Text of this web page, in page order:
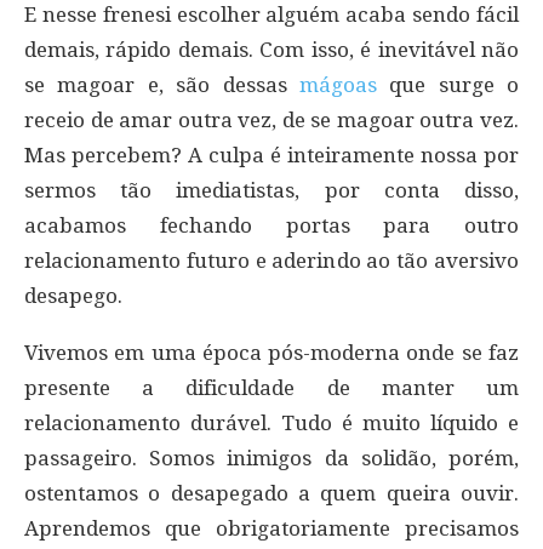
E nesse frenesi escolher alguém acaba sendo fácil
demais, rápido demais. Com isso, é inevitável não
se magoar e, são dessas mágoasque surge o
receio de amar outra vez, de se magoar outra vez.
Mas percebem? A culpa é inteiramente nossa por
sermos tão imediatistas, por conta disso,
acabamos fechando portas para outro
relacionamento futuro e aderindo ao tão aversivo
desapego.
Vivemos em uma época pós-moderna onde se faz
presente a dificuldade de manter um
relacionamento durável. Tudo é muito líquido e
passageiro. Somos inimigos da solidão, porém,
ostentamos o desapegado a quem queira ouvir.
Aprendemos que obrigatoriamente precisamos